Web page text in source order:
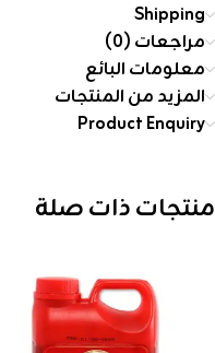
Shipping
مراجعات (0)
معلومات البائع
المزيد من المنتجات
Product Enquiry
منتجات ذات صلة